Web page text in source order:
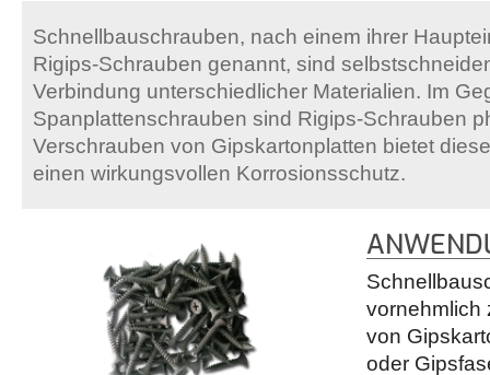
Schnellbauschrauben, nach einem ihrer
Rigips-Schrauben genannt, sind
Verbindung unterschiedlicher Materialien. Im
Spanplattenschrauben sind Rigips-Schrauben
Verschrauben von Gipskartonplatten bietet
einen wirkungsvollen Korrosionsschutz.
vornehmlich
von
oder